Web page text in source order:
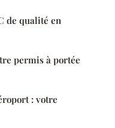
de qualité en
permis à portée
: votre